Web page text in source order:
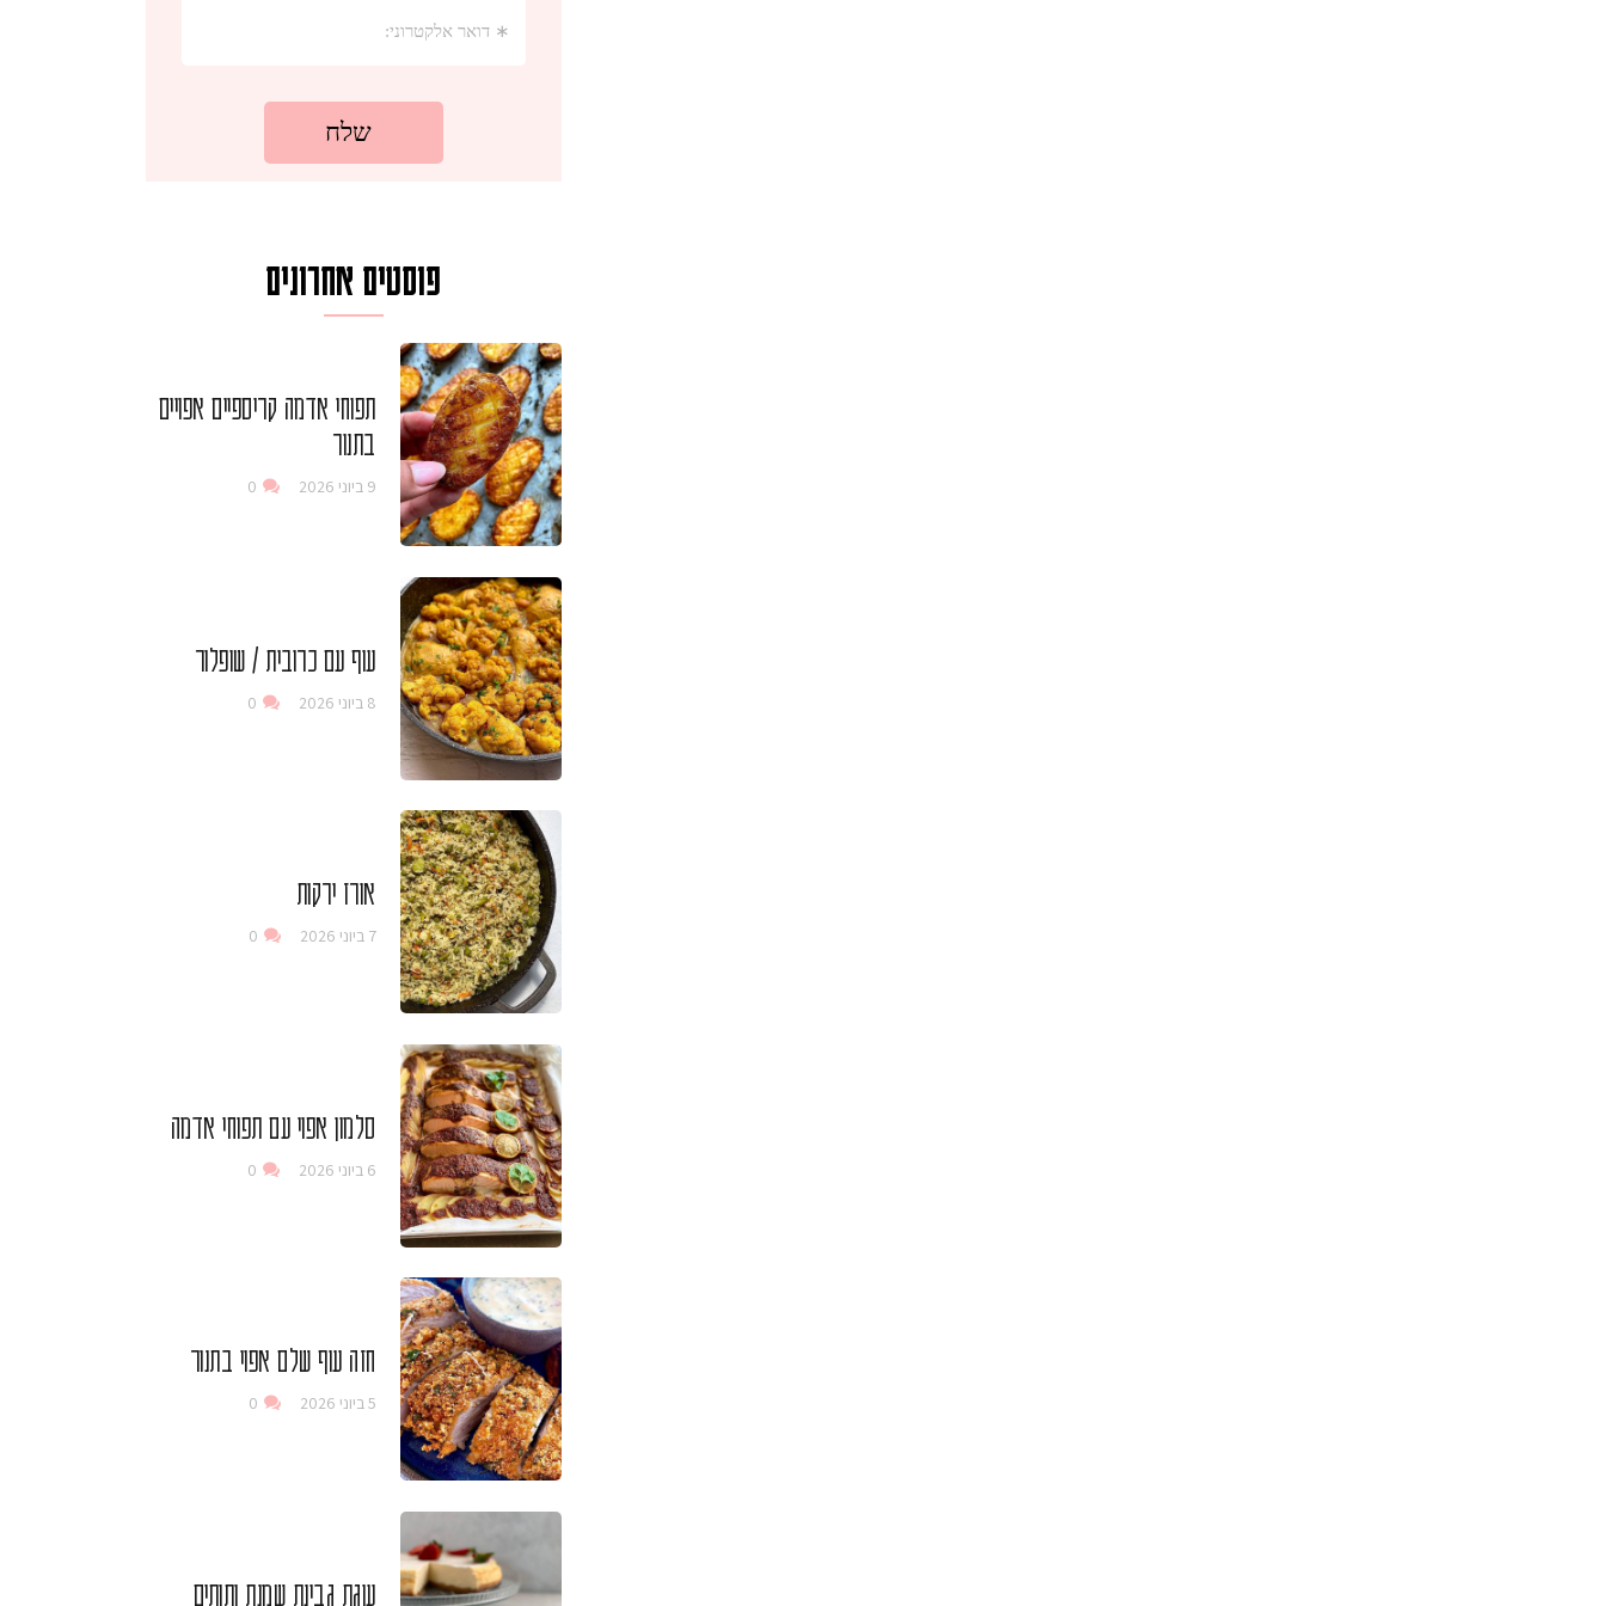
פוסטים אחרונים
תפוחי אדמה קריספיים אפויים
בתנור
9 ביוני 2026 0
עוף עם כרובית / שופלור
8 ביוני 2026 0
אורז ירקות
7 ביוני 2026 0
סלמון אפוי עם תפוחי אדמה
6 ביוני 2026 0
חזה עוף שלם אפוי בתנור
5 ביוני 2026 0
עוגת גבינת שמנת ותותים